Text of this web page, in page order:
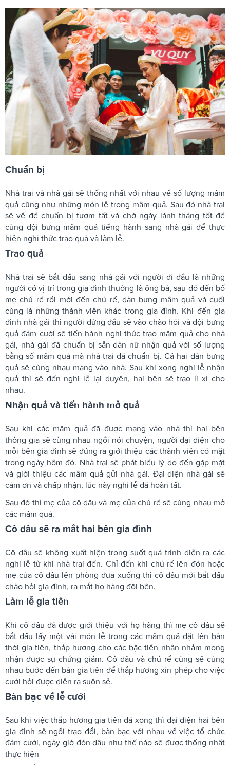
Chuẩn bị
Nhà trai và nhà gái sẽ thống nhất với nhau về số lượng mâm
quả cũng như những món lễ trong mâm quả. Sau đó nhà trai
sẽ về để chuẩn bị tươm tất và chờ ngày lành tháng tốt để
cùng đội bưng mâm quả tiếng hành sang nhà gái để thực
hiện nghi thức trao quả và làm lễ.
Trao quả
Nhà trai sẽ bắt đầu sang nhà gái với người đi đầu là những
người có vị trí trong gia đình thường là ông bà, sau đó đến bố
mẹ chú rể rồi mới đến chú rể, dàn bưng mâm quả và cuối
cùng là những thành viên khác trong gia đình. Khi đến gia
đình nhà gái thì người đừng đầu sẽ vào chào hỏi và đội bưng
quả đám cưới sẽ tiến hành nghi thức trao mâm quả cho nhà
gái, nhà gái đã chuẩn bị sẵn dàn nữ nhận quả với số lượng
bằng số mâm quả mà nhà trai đã chuẩn bị. Cả hai dàn bưng
quả sẽ cùng nhau mang vào nhà. Sau khi xong nghi lễ nhận
quả thì sẽ đến nghi lễ lại duyên, hai bên sẽ trao lì xì cho
nhau.
Nhận quả và tiến hành mở quả
Sau khi các mâm quả đã được mang vào nhà thì hai bên
thông gia sẽ cùng nhau ngồi nói chuyện, người đại diện cho
mỗi bên gia đình sẽ đứng ra giới thiệu các thành viên có mặt
trong ngày hôm đó. Nhà trai sẽ phát biểu lý do đến gặp mặt
và giới thiệu các mâm quả gửi nhà gái. Đại diện nhà gái sẽ
cảm ơn và chấp nhận, lúc này nghi lễ đã hoàn tất.
Sau đó thì mẹ của cô dâu và mẹ của chú rể sẽ cùng nhau mở
các mâm quả.
Cô dâu sẽ ra mắt hai bên gia đình
Cô dâu sẽ không xuất hiện trong suốt quá trình diễn ra các
nghi lễ từ khi nhà trai đến. Chỉ đến khi chú rể lên đón hoặc
mẹ của cô dâu lên phòng đưa xuống thì cô dâu mới bắt đầu
chào hỏi gia đình, ra mắt họ hàng đôi bên.
Làm lễ gia tiên
Khi cô dâu đã được giới thiệu với họ hàng thì mẹ cô dâu sẽ
bắt đầu lấy một vài món lễ trong các mâm quả đặt lên bàn
thời gia tiên, thắp hương cho các bậc tiền nhân nhằm mong
nhận được sự chứng giám. Cô dâu và chú rể cũng sẽ cùng
nhau bước đến bàn gia tiên để thắp hương xin phép cho việc
cưới hỏi được diễn ra suôn sẻ.
Bàn bạc về lễ cưới
Sau khi việc thắp hương gia tiên đã xong thì đại diện hai bên
gia đình sẽ ngồi trao đổi, bàn bạc với nhau về việc tổ chức
đám cưới, ngày giờ đón dâu như thế nào sẽ được thống nhất
thực hiện